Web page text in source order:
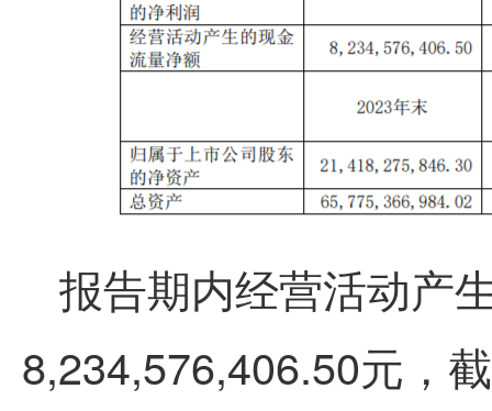
报告期内经营活动产
8,234,576,406.50元，